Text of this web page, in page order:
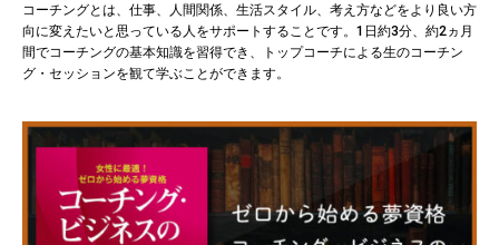
コーチングとは、仕事、人間関係、生活スタイル、考え方などをより良い方
向に変えたいと思っている人をサポートすることです。1日約3分、約2ヵ月
間でコーチングの基本知識を習得でき、トップコーチによる生のコーチン
グ・セッションを観て学ぶことができます。